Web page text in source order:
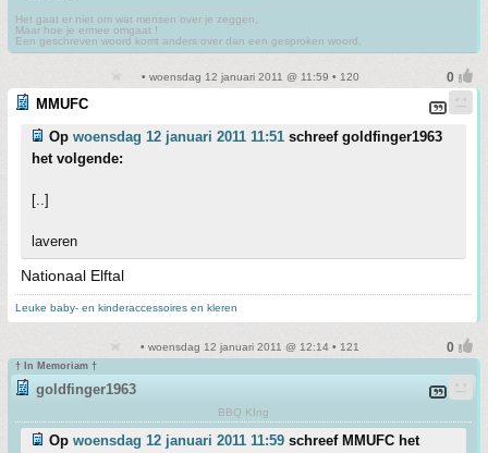
Het gaat er niet om wat mensen over je zeggen,
Maar hoe je ermee omgaat !
Een geschreven woord komt anders over dan een gesproken woord.
• woensdag 12 januari 2011 @ 11:59 • 120
MMUFC
Op woensdag 12 januari 2011 11:51 schreef goldfinger1963
het volgende:
[..]
laveren
Nationaal Elftal
Leuke baby- en kinderaccessoires en kleren
• woensdag 12 januari 2011 @ 12:14 • 121
† In Memoriam †
goldfinger1963
BBQ KIng
Op woensdag 12 januari 2011 11:59 schreef MMUFC het